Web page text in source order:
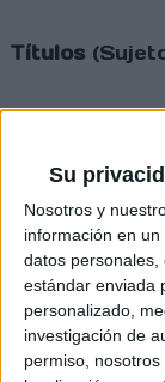
Su
Nosotros y
información en
datos personales,
estándar enviada
personalizado,
investigación de
permiso,
Títulos
Copa de
Copa de
FIA
Trofeo de
Trofeo de
Cargando